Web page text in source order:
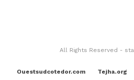
All Rights Reserved -
Ouestsudcotedor.com Tejha.org